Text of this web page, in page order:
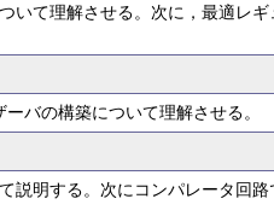
いて理解させる。次に，最適レ
バの構築について理解させる。
説明する。次にコンパレータ回路